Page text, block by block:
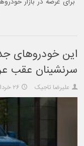
برای عرضه در بازار
این خودروهای
سرنشینان عقب
علیرضا تاجیک ۲۶ خرداد ۱۴۰۵ ساعت ۱۹:۴۰